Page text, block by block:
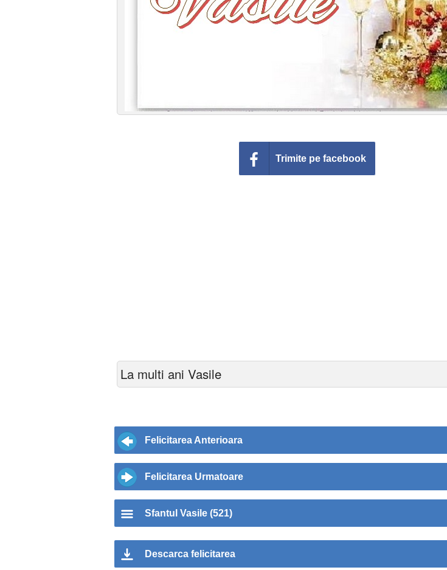
Trimite pe facebook
La multi ani Vasile
Felicitarea Anterioara
Felicitarea Urmatoare
Sfantul Vasile (521)
Descarca felicitarea